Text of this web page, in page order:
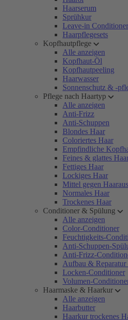
Haarserum
Sprühkur
Leave-in Conditioner
Haarpflegesets
Kopfhautpflege
Alle anzeigen
Kopfhaut-Öl
Kopfhautpeeling
Haarwasser
Sonnenschutz & -
Pflege nach Haartyp
Alle anzeigen
Anti-Frizz
Anti-Schuppen
Blondes Haar
Coloriertes Haar
Empfindliche
Feines & glattes
Fettiges Haar
Lockiges Haar
Mittel gegen
Normales Haar
Trockenes Haar
Conditioner & Spülung
Alle anzeigen
Color-Conditioner
Feuchtigkeits-
Anti-Schuppen-
Anti-Frizz-
Aufbau & Reparatur
Locken-Conditioner
Volumen-
Haarmaske & Haarkur
Alle anzeigen
Haarbutter
Haarkur trockenes